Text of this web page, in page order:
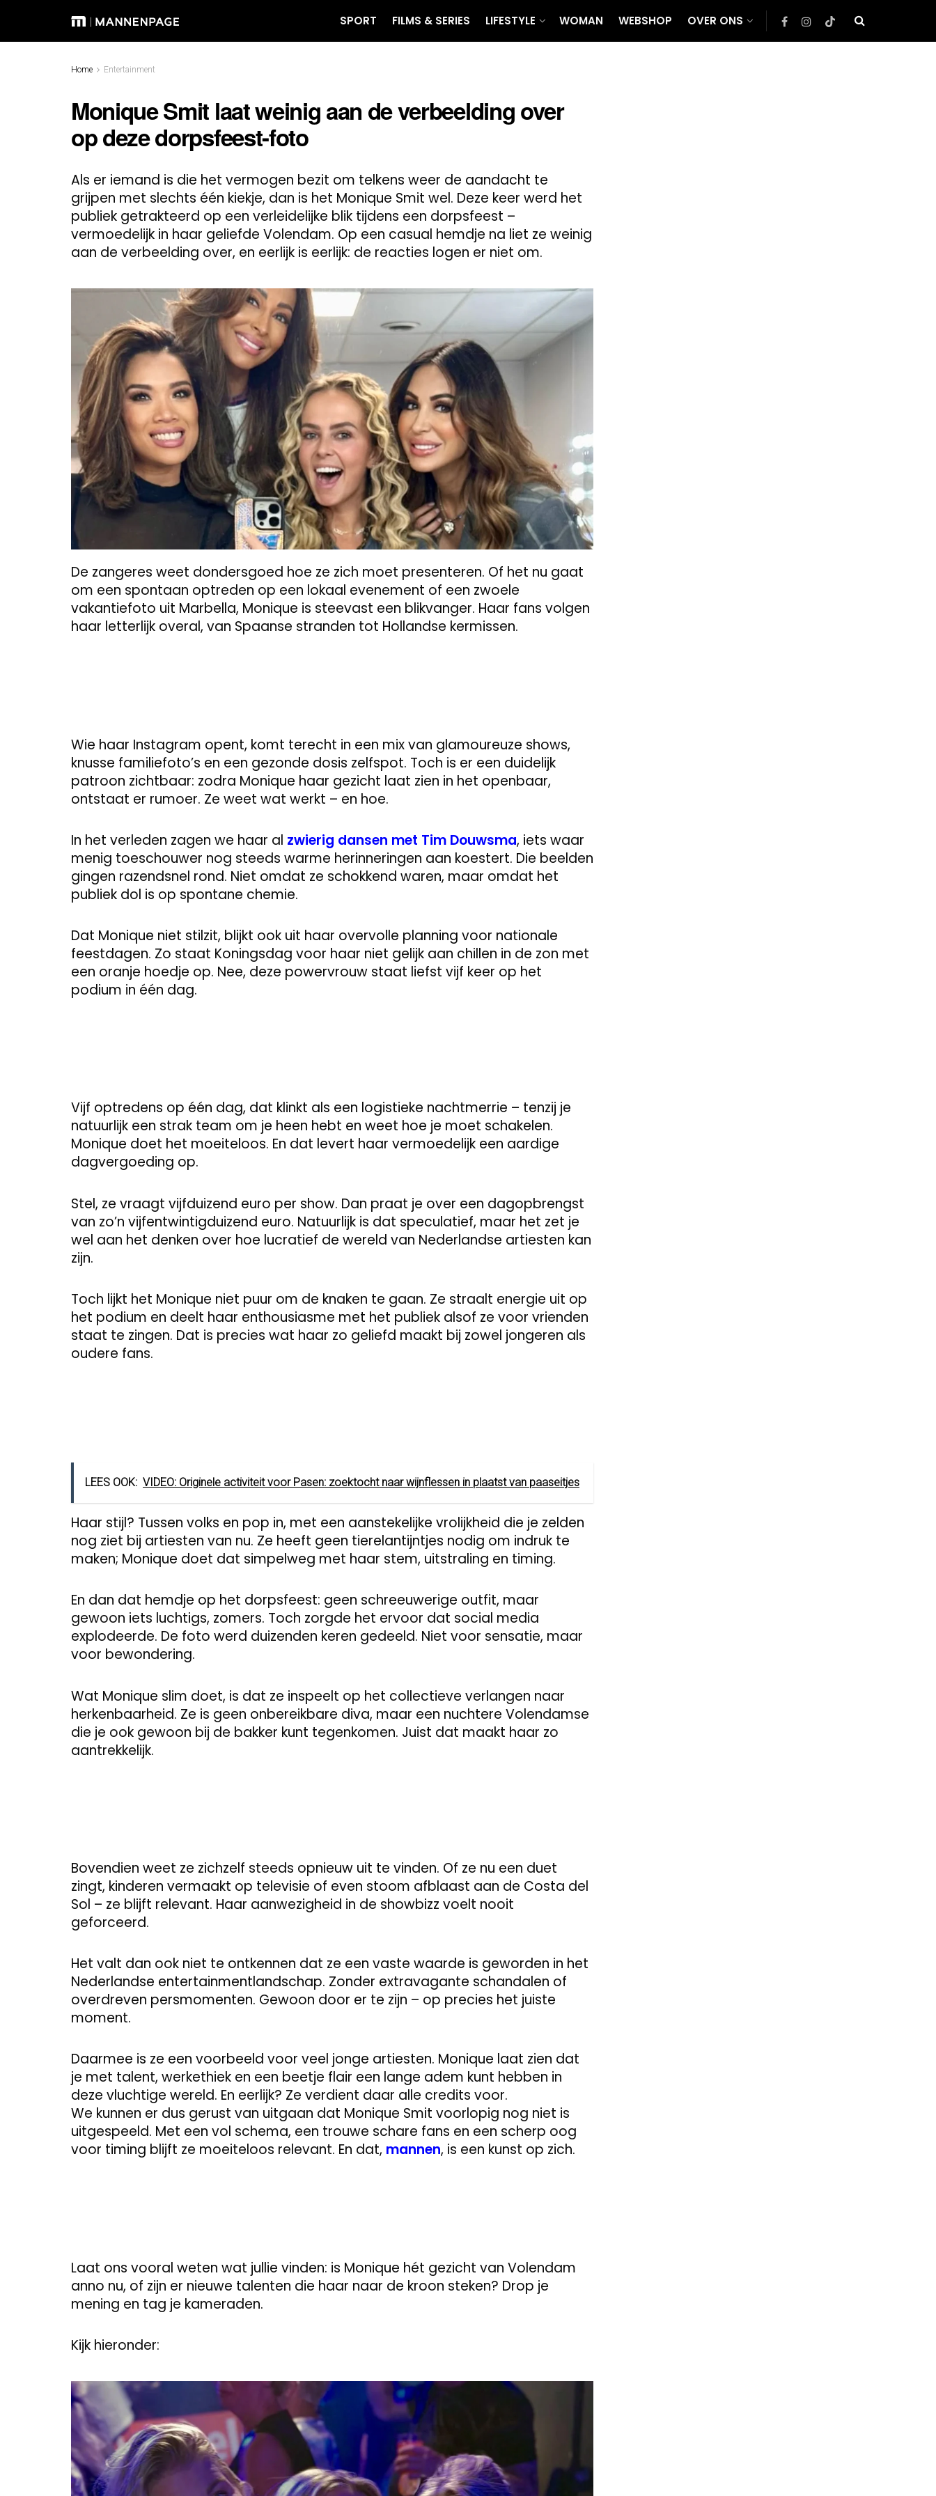
SPORT FILMS & SERIES LIFESTYLE WOMAN WEBSHOP OVER ONS
Home Entertainment
Monique Smit laat weinig aan de verbeelding over
op deze dorpsfeest-foto
Als er iemand is die het vermogen bezit om telkens weer de aandacht te
grijpen met slechts één kiekje, dan is het Monique Smit wel. Deze keer werd het
publiek getrakteerd op een verleidelijke blik tijdens een dorpsfeest –
vermoedelijk in haar geliefde Volendam. Op een casual hemdje na liet ze weinig
aan de verbeelding over, en eerlijk is eerlijk: de reacties logen er niet om.
De zangeres weet dondersgoed hoe ze zich moet presenteren. Of het nu gaat
om een spontaan optreden op een lokaal evenement of een zwoele
vakantiefoto uit Marbella, Monique is steevast een blikvanger. Haar fans volgen
haar letterlijk overal, van Spaanse stranden tot Hollandse kermissen.
Wie haar Instagram opent, komt terecht in een mix van glamoureuze shows,
knusse familiefoto’s en een gezonde dosis zelfspot. Toch is er een duidelijk
patroon zichtbaar: zodra Monique haar gezicht laat zien in het openbaar,
ontstaat er rumoer. Ze weet wat werkt – en hoe.
In het verleden zagen we haar al zwierig dansen met Tim Douwsma, iets waar
menig toeschouwer nog steeds warme herinneringen aan koestert. Die beelden
gingen razendsnel rond. Niet omdat ze schokkend waren, maar omdat het
publiek dol is op spontane chemie.
Dat Monique niet stilzit, blijkt ook uit haar overvolle planning voor nationale
feestdagen. Zo staat Koningsdag voor haar niet gelijk aan chillen in de zon met
een oranje hoedje op. Nee, deze powervrouw staat liefst vijf keer op het
podium in één dag.
Vijf optredens op één dag, dat klinkt als een logistieke nachtmerrie – tenzij je
natuurlijk een strak team om je heen hebt en weet hoe je moet schakelen.
Monique doet het moeiteloos. En dat levert haar vermoedelijk een aardige
dagvergoeding op.
Stel, ze vraagt vijfduizend euro per show. Dan praat je over een dagopbrengst
van zo’n vijfentwintigduizend euro. Natuurlijk is dat speculatief, maar het zet je
wel aan het denken over hoe lucratief de wereld van Nederlandse artiesten kan
zijn.
Toch lijkt het Monique niet puur om de knaken te gaan. Ze straalt energie uit op
het podium en deelt haar enthousiasme met het publiek alsof ze voor vrienden
staat te zingen. Dat is precies wat haar zo geliefd maakt bij zowel jongeren als
oudere fans.
LEES OOK: VIDEO: Originele activiteit voor Pasen: zoektocht naar wijnflessen in plaatst van paaseitjes
Haar stijl? Tussen volks en pop in, met een aanstekelijke vrolijkheid die je zelden
nog ziet bij artiesten van nu. Ze heeft geen tierelantijntjes nodig om indruk te
maken; Monique doet dat simpelweg met haar stem, uitstraling en timing.
En dan dat hemdje op het dorpsfeest: geen schreeuwerige outfit, maar
gewoon iets luchtigs, zomers. Toch zorgde het ervoor dat social media
explodeerde. De foto werd duizenden keren gedeeld. Niet voor sensatie, maar
voor bewondering.
Wat Monique slim doet, is dat ze inspeelt op het collectieve verlangen naar
herkenbaarheid. Ze is geen onbereikbare diva, maar een nuchtere Volendamse
die je ook gewoon bij de bakker kunt tegenkomen. Juist dat maakt haar zo
aantrekkelijk.
Bovendien weet ze zichzelf steeds opnieuw uit te vinden. Of ze nu een duet
zingt, kinderen vermaakt op televisie of even stoom afblaast aan de Costa del
Sol – ze blijft relevant. Haar aanwezigheid in de showbizz voelt nooit
geforceerd.
Het valt dan ook niet te ontkennen dat ze een vaste waarde is geworden in het
Nederlandse entertainmentlandschap. Zonder extravagante schandalen of
overdreven persmomenten. Gewoon door er te zijn – op precies het juiste
moment.
Daarmee is ze een voorbeeld voor veel jonge artiesten. Monique laat zien dat
je met talent, werkethiek en een beetje flair een lange adem kunt hebben in
deze vluchtige wereld. En eerlijk? Ze verdient daar alle credits voor.
We kunnen er dus gerust van uitgaan dat Monique Smit voorlopig nog niet is
uitgespeeld. Met een vol schema, een trouwe schare fans en een scherp oog
voor timing blijft ze moeiteloos relevant. En dat, mannen, is een kunst op zich.
Laat ons vooral weten wat jullie vinden: is Monique hét gezicht van Volendam
anno nu, of zijn er nieuwe talenten die haar naar de kroon steken? Drop je
mening en tag je kameraden.
Kijk hieronder: